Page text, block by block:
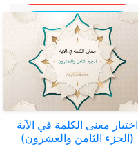
اختبار معنى الكلمة في الآية
(الجزء الثامن والعشرون)